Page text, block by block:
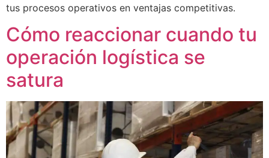
tus procesos operativos en ventajas competitivas.
Cómo reaccionar cuando tu
operación logística se
satura